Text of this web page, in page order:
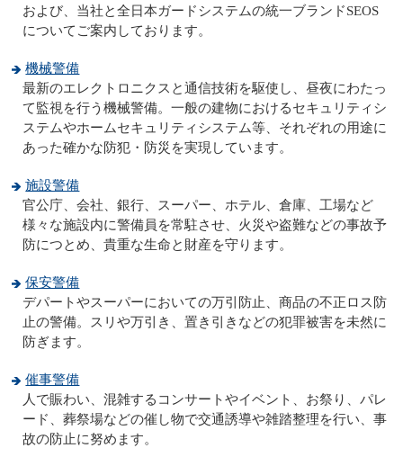
および、当社と全日本ガードシステムの統一ブランドSEOS
についてご案内しております。
機械警備
最新のエレクトロニクスと通信技術を駆使し、昼夜にわたっ
て監視を行う機械警備。一般の建物におけるセキュリティシ
ステムやホームセキュリティシステム等、それぞれの用途に
あった確かな防犯・防災を実現しています。
施設警備
官公庁、会社、銀行、スーパー、ホテル、倉庫、工場など
様々な施設内に警備員を常駐させ、火災や盗難などの事故予
防につとめ、貴重な生命と財産を守ります。
保安警備
デパートやスーパーにおいての万引防止、商品の不正ロス防
止の警備。スリや万引き、置き引きなどの犯罪被害を未然に
防ぎます。
催事警備
人で賑わい、混雑するコンサートやイベント、お祭り、パレ
ード、葬祭場などの催し物で交通誘導や雑踏整理を行い、事
故の防止に努めます。